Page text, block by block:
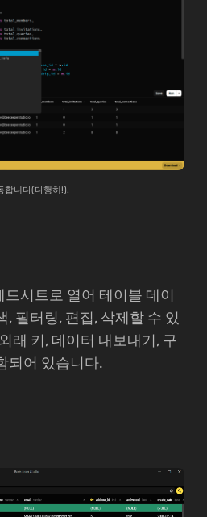
합니다(다행히!).
시트로 열어 테이블 데이
, 필터링, 편집, 삭제할 수 있
래 키, 데이터 내보내기, 구
되어 있습니다.